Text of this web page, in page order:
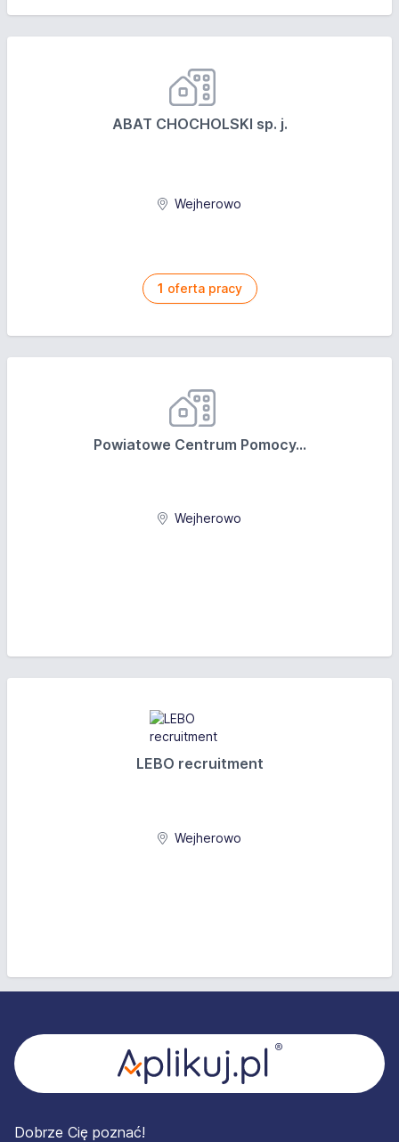
ABAT CHOCHOLSKI sp. j.
Wejherowo
1 oferta pracy
Powiatowe Centrum Pomocy...
Wejherowo
LEBO recruitment
Wejherowo
Dobrze Cię poznać!